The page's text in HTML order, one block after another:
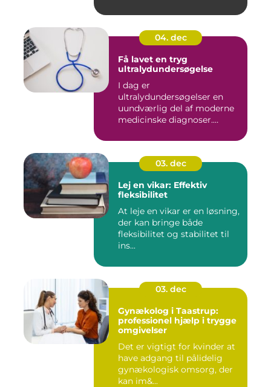
04. dec
Få lavet en tryg
ultralydundersøgelse
I dag er
ultralydundersøgelser en
uundværlig del af moderne
medicinske diagnoser.
03. dec
Lej en vikar: Effektiv
fleksibilitet
At leje en vikar er en løsning,
der kan bringe både
fleksibilitet og stabilitet til
ins...
03. dec
Gynækolog i Taastrup:
professionel hjælp i trygge
omgivelser
Det er vigtigt for kvinder at
have adgang til pålidelig
gynækologisk omsorg, der
kan im&...